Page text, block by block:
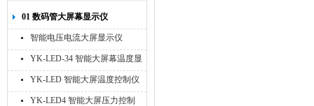
01 数码管大屏幕显示仪
智能电压电流大屏显示仪
YK-LED-34 智能大屏幕温度显
示仪
YK-LED 智能大屏温度控制仪
YK-LED4 智能大屏压力控制